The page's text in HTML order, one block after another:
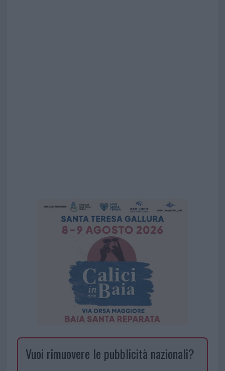
Vuoi rimuovere le pubblicità nazionali?